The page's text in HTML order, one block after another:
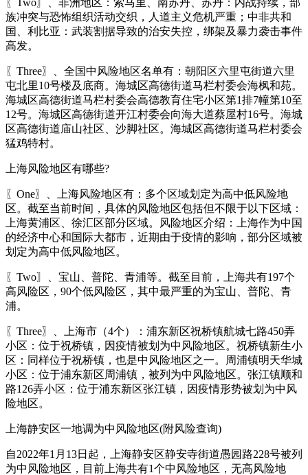
族冲突与恐怖组织活动交织，人道主义危机严重；中非共和
国、利比亚：武装割据导致的治安失控，绑架及暴力袭击事件
高发。
〖Three〗、全国中风险地区名单有：朝阳区六里屯街道六里
屯北里10号楼及底商。海城区高德街道马栏村委会海枫和苑。
海城区高德街道马栏村委会高德教育住宅小区第1排7幢第10至
12号。海城区高德街道开江村委会向海大道蔡屋村16号。海城
区高德街道庙山社区、沙脚社区。海城区高德街道马栏村委会
猛鸡特村。
上海风险地区有哪些?
〖One〗、上海风险地区有：多个区域划定为高中低风险地
区。截至当前时间，具体的风险地区包括但不限于以下区域：
上海黄浦区、徐汇区部分区域。风险地区介绍：上海作为中国
的经济中心和国际大都市，近期由于疫情的影响，部分区域被
划定为高中低风险地区。
〖Two〗、宝山、普陀、青浦等。截至目前，上海共有197个
高风险区，90个低风险区，其中最严重的为宝山、普陀、青
浦。
〖Three〗、上海市（4个）：浦东新区祝桥镇航城七路450弄
小区：位于祝桥镇，因疫情被划为中风险地区。祝桥镇新生小
区：同样位于祝桥镇，也是中风险地区之一。周浦镇明天华城
小区：位于浦东新区周浦镇，被列为中风险地区。张江镇顺和
路126弄小区：位于浦东新区张江镇，因疫情形势被划为中风
险地区。
上海静安区一地调为中风险地区(附风险查询)
自2022年1月13日起，上海静安区静安寺街道愚园路228号被列
为中风险地区，目前上海共有1个中风险地区，无高风险地